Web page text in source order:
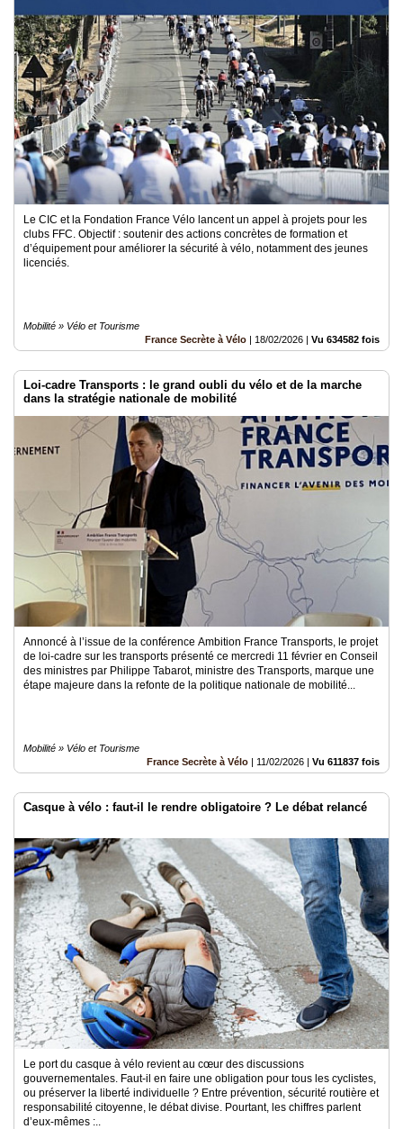
Le CIC et la Fondation France Vélo lancent un appel à projets pour les
clubs FFC. Objectif : soutenir des actions concrètes de formation et
d’équipement pour améliorer la sécurité à vélo, notamment des jeunes
licenciés.
Mobilité » Vélo et Tourisme
France Secrète à Vélo | 18/02/2026 | Vu 634582 fois
Loi-cadre Transports : le grand oubli du vélo et de la marche
dans la stratégie nationale de mobilité
Annoncé à l’issue de la conférence Ambition France Transports, le projet
de loi-cadre sur les transports présenté ce mercredi 11 février en Conseil
des ministres par Philippe Tabarot, ministre des Transports, marque une
étape majeure dans la refonte de la politique nationale de mobilité...
Mobilité » Vélo et Tourisme
France Secrète à Vélo | 11/02/2026 | Vu 611837 fois
Casque à vélo : faut-il le rendre obligatoire ? Le débat relancé
Le port du casque à vélo revient au cœur des discussions
gouvernementales. Faut-il en faire une obligation pour tous les cyclistes,
ou préserver la liberté individuelle ? Entre prévention, sécurité routière et
responsabilité citoyenne, le débat divise. Pourtant, les chiffres parlent
d’eux-mêmes :..